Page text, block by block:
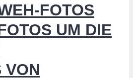
FOTOS
UM DIE
VON